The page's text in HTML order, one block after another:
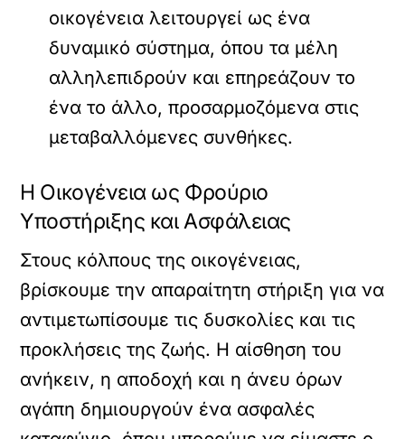
οικογένεια λειτουργεί ως ένα
δυναμικό σύστημα, όπου τα μέλη
αλληλεπιδρούν και επηρεάζουν το
ένα το άλλο, προσαρμοζόμενα στις
μεταβαλλόμενες συνθήκες.
Η Οικογένεια ως Φρούριο
Υποστήριξης και Ασφάλειας
Στους κόλπους της οικογένειας,
βρίσκουμε την απαραίτητη στήριξη για να
αντιμετωπίσουμε τις δυσκολίες και τις
προκλήσεις της ζωής. Η αίσθηση του
ανήκειν, η αποδοχή και η άνευ όρων
αγάπη δημιουργούν ένα ασφαλές